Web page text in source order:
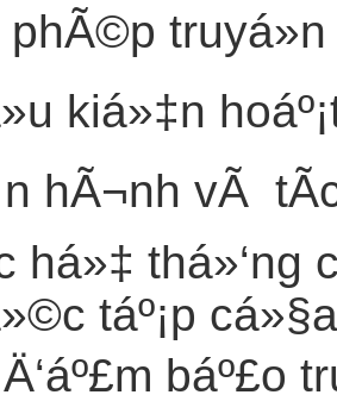
kiá»‡n
hÃ¬nh vÃ
há»‡ thá»‘ng
táº¡p
báº£o